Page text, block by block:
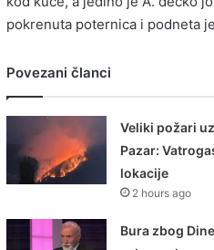
pokrenuta poternica i podneta
Povezani članci
Veliki požari
Pazar:
lokacije
2 hours ago
Bura zbog